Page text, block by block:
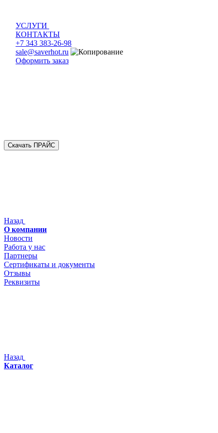
УСЛУГИ
КОНТАКТЫ
+7 343 383-26-98
sale@saverhot.ru
Оформить заказ
Скачать ПРАЙС
Назад
О компании
Новости
Работа у нас
Партнеры
Сертификаты и документы
Отзывы
Реквизиты
Назад
Каталог